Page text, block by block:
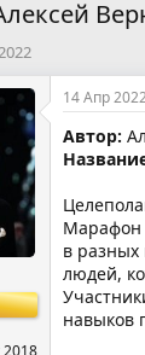
2018
14 Апр
Автор:
Марафон
в разных
людей,
навыков